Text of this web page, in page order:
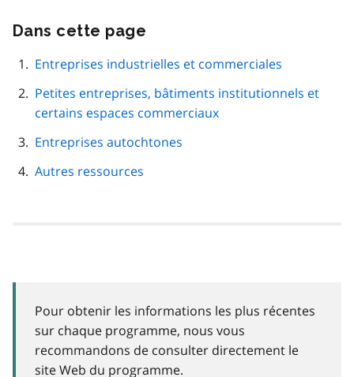
Dans cette page
navigation
page
Entreprises industrielles et commerciales
Petites entreprises, bâtiments institutionnels et
certains espaces commerciaux
Entreprises autochtones
Autres ressources
Pour obtenir les informations les plus récentes
sur chaque programme, nous vous
recommandons de consulter directement le
site Web du programme.